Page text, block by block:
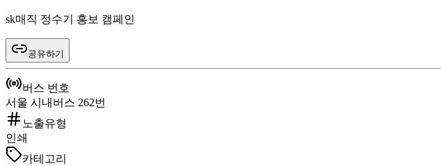
sk매직 정수기 홍보 캠페인
공유하기
버스 번호
서울 시내버스 262번
노출유형
인쇄
카테고리